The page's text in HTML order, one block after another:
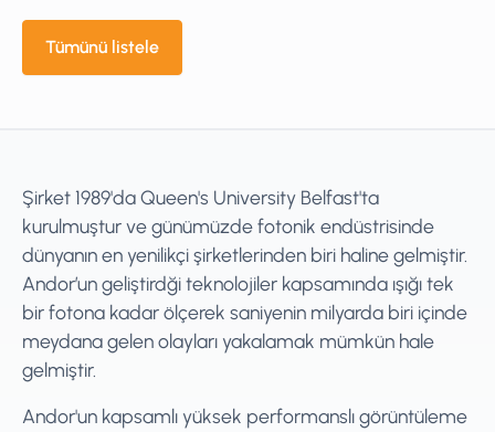
Tümünü listele
Şirket 1989'da Queen's University Belfast'ta
kurulmuştur ve günümüzde fotonik endüstrisinde
dünyanın en yenilikçi şirketlerinden biri haline gelmiştir.
Andor’un geliştirdği teknolojiler kapsamında ışığı tek
bir fotona kadar ölçerek saniyenin milyarda biri içinde
meydana gelen olayları yakalamak mümkün hale
gelmiştir.
Andor'un kapsamlı yüksek performanslı görüntüleme